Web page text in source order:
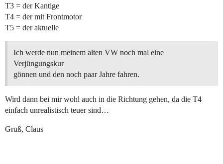
T3 = der Kantige
T4 = der mit Frontmotor
T5 = der aktuelle
Ich werde nun meinem alten VW noch mal eine
Verjüngungskur
gönnen und den noch paar Jahre fahren.
Wird dann bei mir wohl auch in die Richtung gehen, da die T4
einfach unrealistisch teuer sind…
Gruß, Claus